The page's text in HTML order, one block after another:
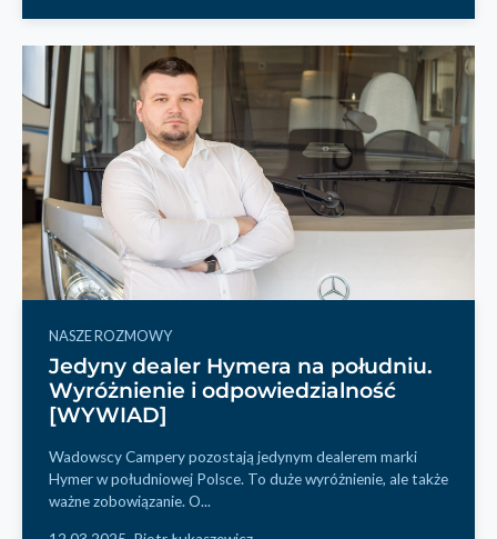
NASZE ROZMOWY
Jedyny dealer Hymera na południu.
Wyróżnienie i odpowiedzialność
[WYWIAD]
Wadowscy Campery pozostają jedynym dealerem marki
Hymer w południowej Polsce. To duże wyróżnienie, ale także
ważne zobowiązanie. O...